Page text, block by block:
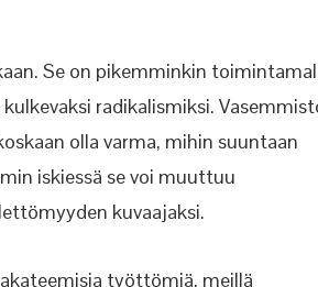
Se on pikemminkin
radikalismiksi.
olla varma, mihin suuntaan
iskiessä se voi muuttuu
kuvaajaksi.
työttömiä, meillä